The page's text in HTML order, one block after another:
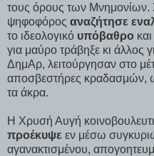
τους όρους των Μνημονίων.
ψηφοφόρος αναζήτησε
το ιδεολογικό υπόβαθρο
για μαύρο τράβηξε κι άλλος
ΔημΑρ, λειτούργησαν στο
αποσβεστήρες κραδασμών,
τα άκρα.
Η Χρυσή Αυγή
προέκυψε εν μέσω
αγανακτισμένου,